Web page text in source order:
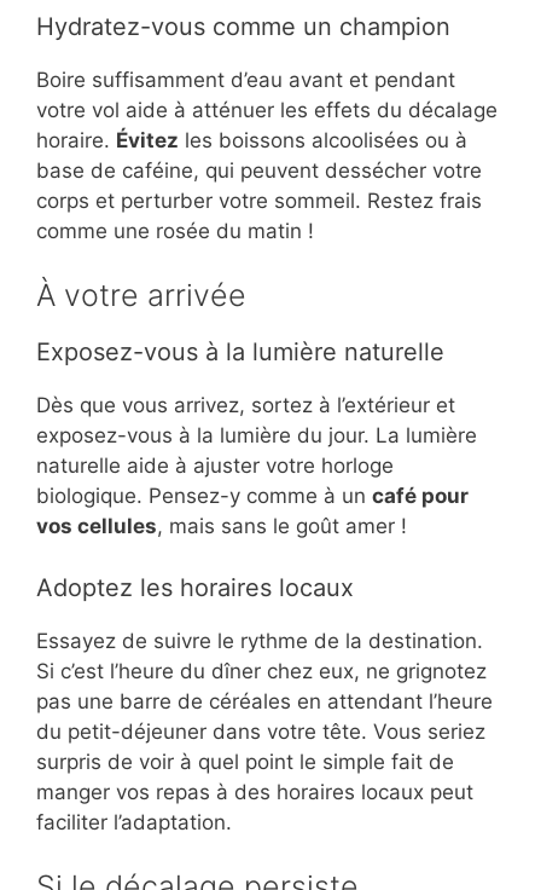
Hydratez-vous comme un champion
Boire suffisamment d’eau avant et pendant
votre vol aide à atténuer les effets du décalage
horaire. Évitez les boissons alcoolisées ou à
base de caféine, qui peuvent dessécher votre
corps et perturber votre sommeil. Restez frais
comme une rosée du matin !
À votre arrivée
Exposez-vous à la lumière naturelle
Dès que vous arrivez, sortez à l’extérieur et
exposez-vous à la lumière du jour. La lumière
naturelle aide à ajuster votre horloge
biologique. Pensez-y comme à un café pour
vos cellules, mais sans le goût amer !
Adoptez les horaires locaux
Essayez de suivre le rythme de la destination.
Si c’est l’heure du dîner chez eux, ne grignotez
pas une barre de céréales en attendant l’heure
du petit-déjeuner dans votre tête. Vous seriez
surpris de voir à quel point le simple fait de
manger vos repas à des horaires locaux peut
faciliter l’adaptation.